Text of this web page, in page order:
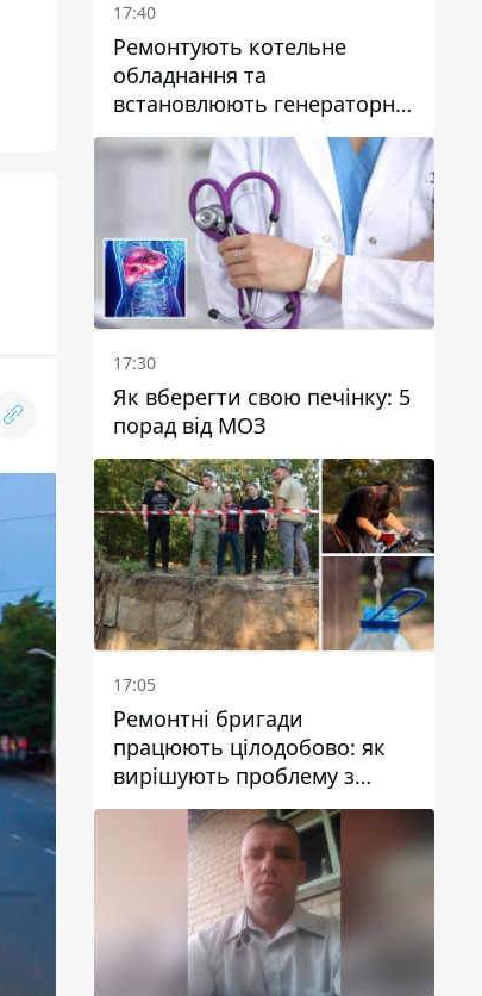
17:40
Ремонтують котельне
обладнання та
встановлюють генераторні
установки: як у Дніпрі
готуються до
опалювального сезону
17:30
Як вберегти свою печінку: 5
порад від МОЗ
17:05
Ремонтні бригади
працюють цілодобово: як
вирішують проблему з
водою у Марганецькій
громаді